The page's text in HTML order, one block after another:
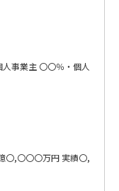
事業主 〇〇％・個人
〇,〇〇〇万円 実績〇,